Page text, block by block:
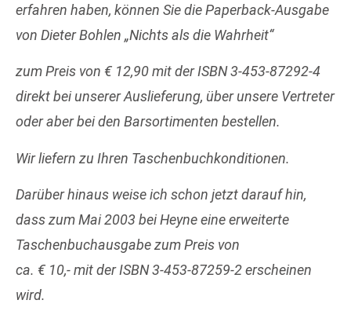
erfahren haben, können Sie die Paperback-Ausgabe
von Dieter Bohlen „Nichts als die Wahrheit“
zum Preis von € 12,90 mit der ISBN 3-453-87292-4
direkt bei unserer Auslieferung, über unsere Vertreter
oder aber bei den Barsortimenten bestellen.
Wir liefern zu Ihren Taschenbuchkonditionen.
Darüber hinaus weise ich schon jetzt darauf hin,
dass zum Mai 2003 bei Heyne eine erweiterte
Taschenbuchausgabe zum Preis von
ca. € 10,- mit der ISBN 3-453-87259-2 erscheinen
wird.